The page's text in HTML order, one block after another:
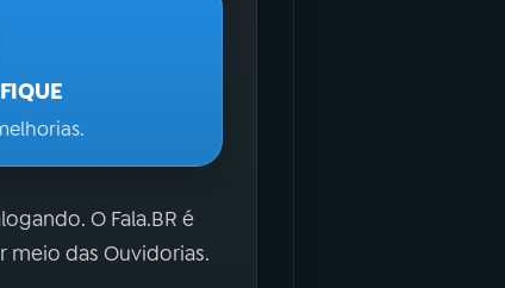
O Fala.BR é
meio das Ouvidorias.